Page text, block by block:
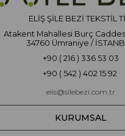
ELİŞ ŞİLE BEZİ TEKSTİL
Atakent Mahallesi Burç
34760 Ümraniye /
+90 ( 216 ) 336 53 03
+90 ( 542 ) 402 15 92
elis@silebezi.com.tr
KURUMSAL